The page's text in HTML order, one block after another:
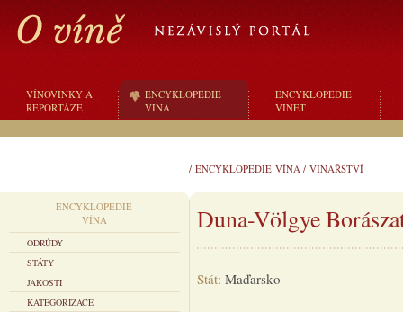
VÍNOVINKY A
REPORTÁŽE
ENCYKLOPEDIE
VÍNA
ENCYKLOPEDIE
VINĚT
/ ENCYKLOPEDIE VÍNA / VINAŘSTVÍ
ENCYKLOPEDIE
VÍNA
ODRŮDY
STÁTY
JAKOSTI
KATEGORIZACE
Duna-Völgye
Stát: Maďarsko